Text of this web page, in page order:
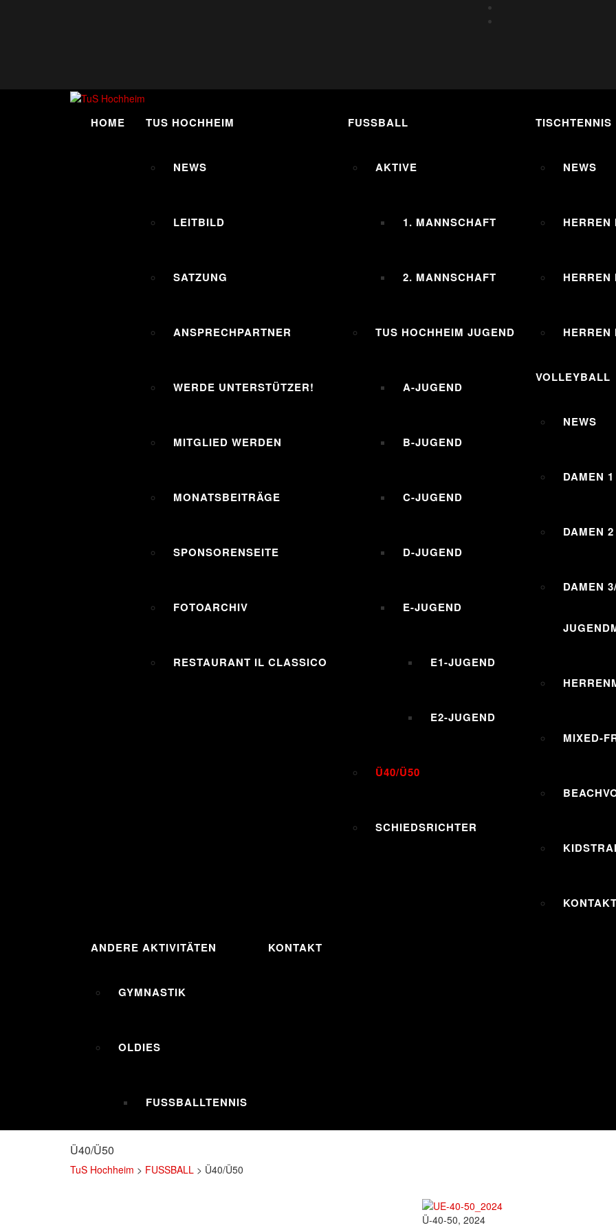
HOME TUS HOCHHEIM
NEWS
LEITBILD
SATZUNG
ANSPRECHPARTNER
WERDE UNTERSTÜTZER!
MITGLIED WERDEN
MONATSBEITRÄGE
SPONSORENSEITE
FOTOARCHIV
RESTAURANT IL CLASSICO
FUSSBALL
AKTIVE
1. MANNSCHAFT
2. MANNSCHAFT
TUS HOCHHEIM JUGEND
A-JUGEND
B-JUGEND
C-JUGEND
D-JUGEND
E-JUGEND
E1-JUGEND
E2-JUGEND
Ü40/Ü50
SCHIEDSRICHTER
TISCHTENNIS
NEWS
HERREN
HERREN
HERREN
VOLLEYBALL
NEWS
DAMEN 1
DAMEN 2
DAMEN
MIXED-
ANDERE AKTIVITÄTEN
GYMNASTIK
OLDIES
FUSSBALLTENNIS
KONTAKT
Ü40/Ü50
TuS Hochheim > FUSSBALL > Ü40/Ü50
Ü-40-50, 2024